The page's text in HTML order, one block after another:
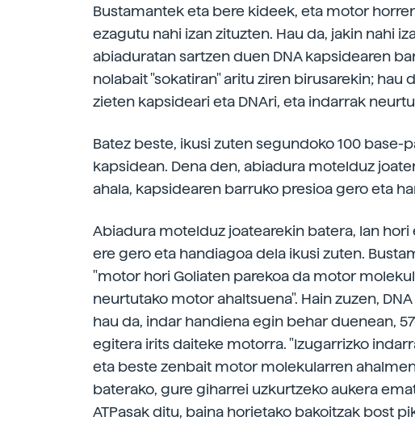
Bustamantek eta bere kideek, eta motor
ezagutu nahi izan zituzten. Hau da, jakin nahi
abiaduratan sartzen duen DNA kapsidearen
nolabait "sokatiran" aritu ziren birusarekin; hau
zieten kapsideari eta DNAri, eta indarrak
Batez beste, ikusi zuten segundoko 100 base-
kapsidean. Dena den, abiadura motelduz
ahala, kapsidearen barruko presioa gero eta
Abiadura motelduz joatearekin batera, lan
ere gero eta handiagoa dela ikusi zuten.
"motor hori Goliaten parekoa da motor
neurtutako motor ahaltsuena". Hain zuzen,
hau da, indar handiena egin behar duenean,
egitera irits daiteke motorra. "Izugarrizko
eta beste zenbait motor molekularren
baterako, gure giharrei uzkurtzeko aukera
ATPasak ditu, baina horietako bakoitzak bost